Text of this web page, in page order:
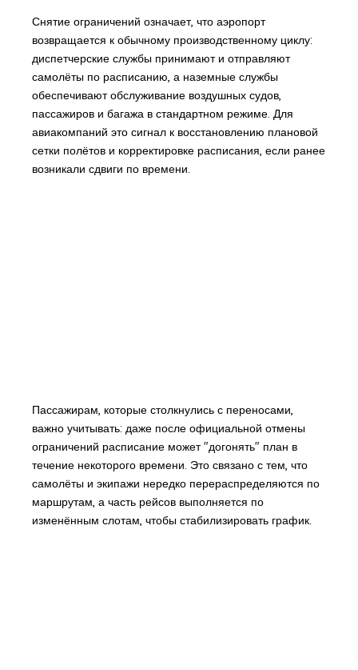
Снятие ограничений означает, что аэропорт
возвращается к обычному производственному циклу:
диспетчерские службы принимают и отправляют
самолёты по расписанию, а наземные службы
обеспечивают обслуживание воздушных судов,
пассажиров и багажа в стандартном режиме. Для
авиакомпаний это сигнал к восстановлению плановой
сетки полётов и корректировке расписания, если ранее
возникали сдвиги по времени.
Пассажирам, которые столкнулись с переносами,
важно учитывать: даже после официальной отмены
ограничений расписание может "догонять" план в
течение некоторого времени. Это связано с тем, что
самолёты и экипажи нередко перераспределяются по
маршрутам, а часть рейсов выполняется по
изменённым слотам, чтобы стабилизировать график.